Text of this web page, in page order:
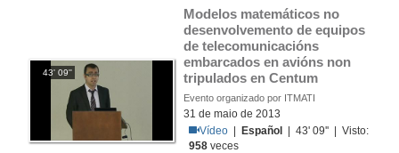
43' 09''
Modelos matemáticos no
desenvolvemento de equipos
de telecomunicacións
embarcados en avións non
tripulados en Centum
Evento organizado por ITMATI
31 de maio de 2013
Vídeo
Español
| 43' 09'' | Visto:
958 veces